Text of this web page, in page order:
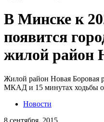
В Минске к
появится
жилой район
Жилой район Новая Боровая
МКАД и 15 минутах ходьбы
Новости
8 сентября, 2015